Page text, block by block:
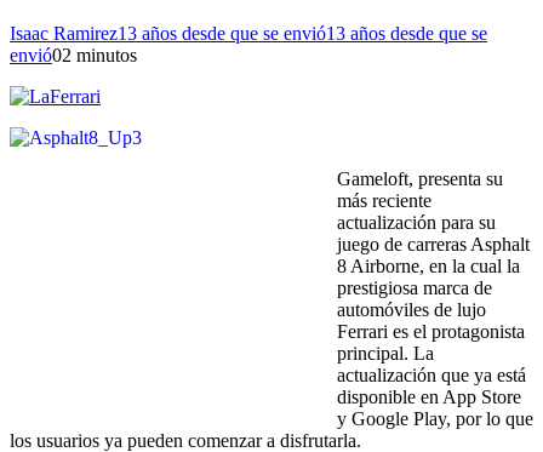
Isaac Ramirez13 años desde que se envió13 años desde que se
envió02 minutos
Gameloft, presenta su
más reciente
actualización para su
juego de carreras Asphalt
8 Airborne, en la cual la
prestigiosa marca de
automóviles de lujo
Ferrari es el protagonista
principal. La
actualización que ya está
disponible en App Store
y Google Play, por lo que
los usuarios ya pueden comenzar a disfrutarla.